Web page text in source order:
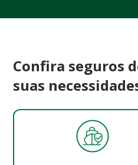
Confira seguros
suas